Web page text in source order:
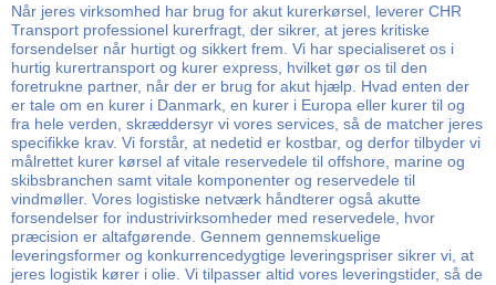
Når jeres virksomhed har brug for akut kurerkørsel, leverer CHR
Transport professionel kurerfragt, der sikrer, at jeres kritiske
forsendelser når hurtigt og sikkert frem. Vi har specialiseret os i
hurtig kurertransport og kurer express, hvilket gør os til den
foretrukne partner, når der er brug for akut hjælp. Hvad enten der
er tale om en kurer i Danmark, en kurer i Europa eller kurer til og
fra hele verden, skræddersyr vi vores services, så de matcher jeres
specifikke krav. Vi forstår, at nedetid er kostbar, og derfor tilbyder vi
målrettet kurer kørsel af vitale reservedele til offshore, marine og
skibsbranchen samt vitale komponenter og reservedele til
vindmøller. Vores logistiske netværk håndterer også akutte
forsendelser for industrivirksomheder med reservedele, hvor
præcision er altafgørende. Gennem gennemskuelige
leveringsformer og konkurrencedygtige leveringspriser sikrer vi, at
jeres logistik kører i olie. Vi tilpasser altid vores leveringstider, så de